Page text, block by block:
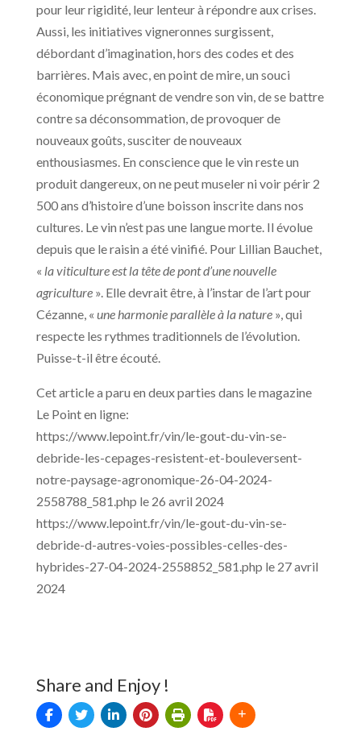
pour leur rigidité, leur lenteur à répondre aux crises.
Aussi, les initiatives vigneronnes surgissent,
débordant d’imagination, hors des codes et des
barrières. Mais avec, en point de mire, un souci
économique prégnant de vendre son vin, de se battre
contre sa déconsommation, de provoquer de
nouveaux goûts, susciter de nouveaux
enthousiasmes. En conscience que le vin reste un
produit dangereux, on ne peut museler ni voir périr 2
500 ans d’histoire d’une boisson inscrite dans nos
cultures. Le vin n’est pas une langue morte. Il évolue
depuis que le raisin a été vinifié. Pour Lillian Bauchet,
« la viticulture est la tête de pont d’une nouvelle
agriculture». Elle devrait être, à l’instar de l’art pour
Cézanne, « une harmonie parallèle à la nature», qui
respecte les rythmes traditionnels de l’évolution.
Puisse-t-il être écouté.
Cet article a paru en deux parties dans le magazine
Le Point en ligne:
https://www.lepoint.fr/vin/le-gout-du-vin-se-
debride-les-cepages-resistent-et-bouleversent-
notre-paysage-agronomique-26-04-2024-
2558788_581.php le 26 avril 2024
https://www.lepoint.fr/vin/le-gout-du-vin-se-
debride-d-autres-voies-possibles-celles-des-
hybrides-27-04-2024-2558852_581.php le 27 avril
2024
Share and Enjoy !